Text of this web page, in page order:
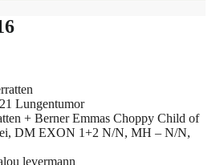
Lungentumor
+ Berner Emmas Choppy Child of
DM EXON 1+2 N/N, MH – N/N,